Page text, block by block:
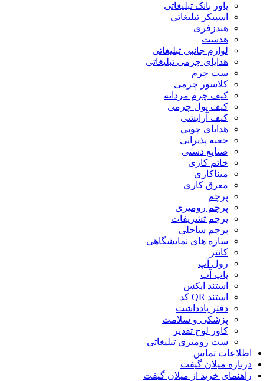
پاور بانک تبلیغاتی
اسپیکر تبلیغاتی
هندزفری
هدست
لوازم جانبی تبلیغاتی
هدایای چرمی تبلیغاتی
ست چرم
کلاسور چرمی
کیف چرم مردانه
کیف پول چرمی
کیف آرایشی
هدایای چوبی
جعبه پذیرایی
صنایع دستی
خاتم کاری
میناکاری
معرق کاری
پرچم
پرچم رومیزی
پرچم تشریفات
پرچم ساحلی
سازه های نمایشگاهی
کانتر
رول آپ
پاپ آپ
استند ایکس
استند QR کد
دفتر یادداشت
پزشکی و سلامت
کاور لوح تقدیر
ست رومیزی تبلیغاتی
اطلاعات تماس
درباره میلان گیفت
راهنمای خرید از میلان گیفت